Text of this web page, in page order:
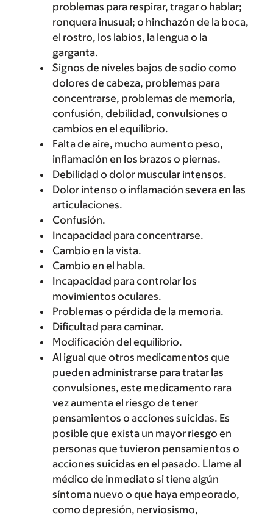
problemas para respirar, tragar o hablar;
ronquera inusual; o hinchazón de la boca,
el rostro, los labios, la lengua o la
garganta.
Signos de niveles bajos de sodio como
dolores de cabeza, problemas para
concentrarse, problemas de memoria,
confusión, debilidad, convulsiones o
cambios en el equilibrio.
Falta de aire, mucho aumento peso,
inflamación en los brazos o piernas.
Debilidad o dolor muscular intensos.
Dolor intenso o inflamación severa en las
articulaciones.
Confusión.
Incapacidad para concentrarse.
Cambio en la vista.
Cambio en el habla.
Incapacidad para controlar los
movimientos oculares.
Problemas o pérdida de la memoria.
Dificultad para caminar.
Modificación del equilibrio.
Al igual que otros medicamentos que
pueden administrarse para tratar las
convulsiones, este medicamento rara
vez aumenta el riesgo de tener
pensamientos o acciones suicidas. Es
posible que exista un mayor riesgo en
personas que tuvieron pensamientos o
acciones suicidas en el pasado. Llame al
médico de inmediato si tiene algún
síntoma nuevo o que haya empeorado,
como depresión, nerviosismo,